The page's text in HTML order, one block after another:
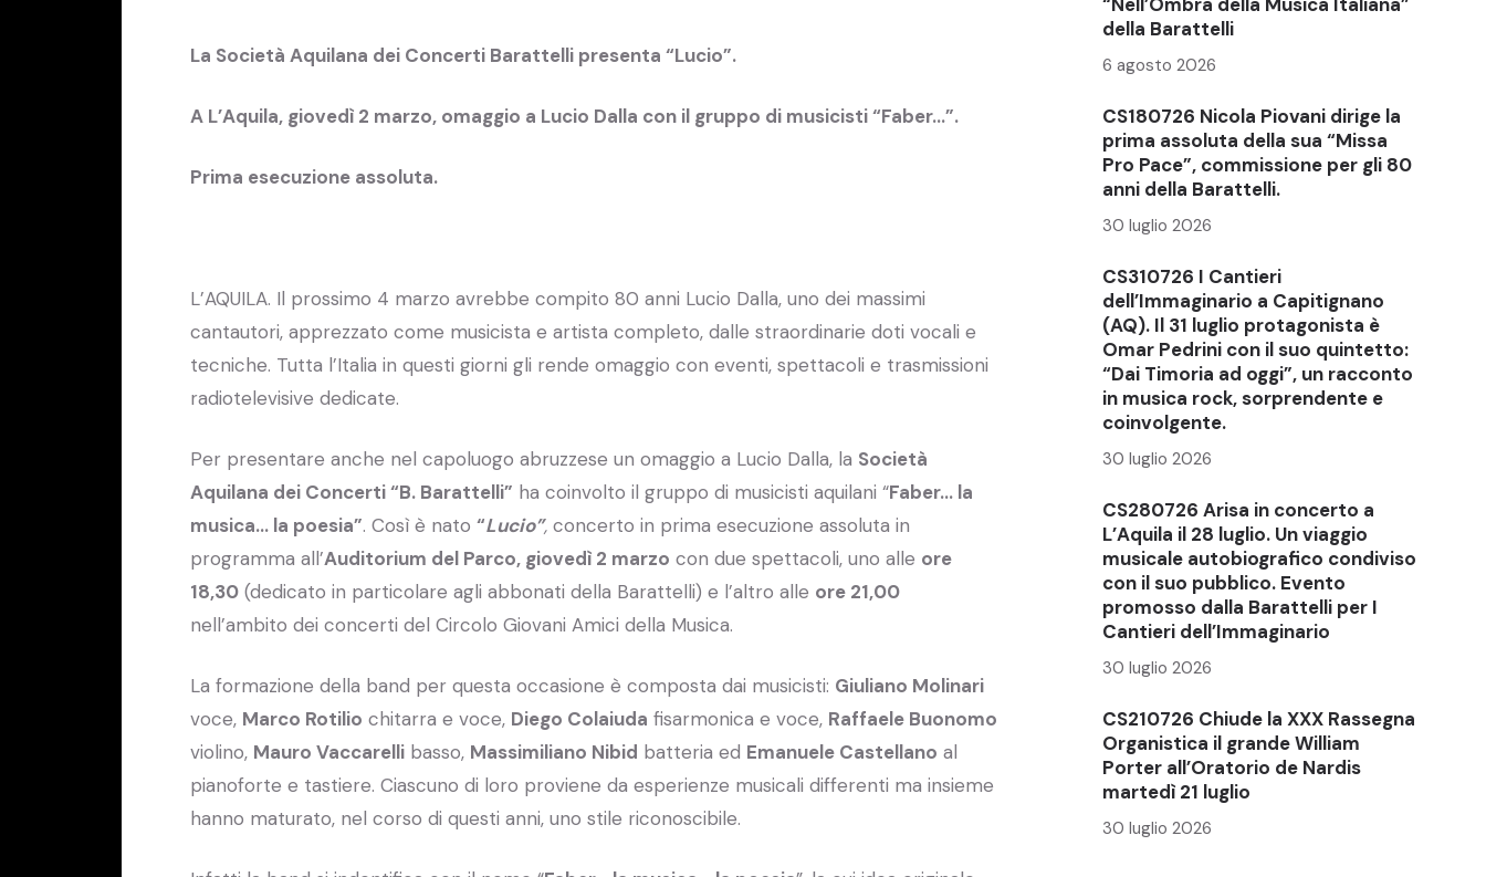
La Società Aquilana dei Concerti Barattelli presenta “Lucio”.
A L’Aquila, giovedì 2 marzo, omaggio a Lucio Dalla con il gruppo di musicisti “Faber…”.
Prima esecuzione assoluta.
L’AQUILA. Il prossimo 4 marzo avrebbe compito 80 anni Lucio Dalla, uno dei massimi
cantautori, apprezzato come musicista e artista completo, dalle straordinarie doti vocali e
tecniche. Tutta l’Italia in questi giorni gli rende omaggio con eventi, spettacoli e trasmissioni
radiotelevisive dedicate.
Per presentare anche nel capoluogo abruzzese un omaggio a Lucio Dalla, la Società
Aquilana dei Concerti “B. Barattelli” ha coinvolto il gruppo di musicisti aquilani “Faber… la
musica… la poesia”. Così è nato “Lucio”, concerto in prima esecuzione assoluta in
programma all’Auditorium del Parco, giovedì 2 marzo con due spettacoli, uno alle ore
18,30 (dedicato in particolare agli abbonati della Barattelli) e l’altro alle ore 21,00
nell’ambito dei concerti del Circolo Giovani Amici della Musica.
La formazione della band per questa occasione è composta dai musicisti: Giuliano Molinari
voce, Marco Rotilio chitarra e voce, Diego Colaiuda fisarmonica e voce, Raffaele Buonomo
violino, Mauro Vaccarelli basso, Massimiliano Nibid batteria ed Emanuele Castellano al
pianoforte e tastiere. Ciascuno di loro proviene da esperienze musicali differenti ma insieme
hanno maturato, nel corso di questi anni, uno stile riconoscibile.
della Barattelli
6 agosto 2026
CS180726 Nicola Piovani dirige la
prima assoluta della sua “Missa
Pro Pace”, commissione per gli 80
anni della Barattelli.
30 luglio 2026
CS310726 I Cantieri
dell’Immaginario a Capitignano
(AQ). Il 31 luglio protagonista è
Omar Pedrini con il suo quintetto:
“Dai Timoria ad oggi”, un racconto
in musica rock, sorprendente e
coinvolgente.
30 luglio 2026
CS280726 Arisa in concerto a
L’Aquila il 28 luglio. Un viaggio
musicale autobiografico condiviso
con il suo pubblico. Evento
promosso dalla Barattelli per I
Cantieri dell’Immaginario
30 luglio 2026
CS210726 Chiude la XXX Rassegna
Organistica il grande William
Porter all’Oratorio de Nardis
martedì 21 luglio
30 luglio 2026